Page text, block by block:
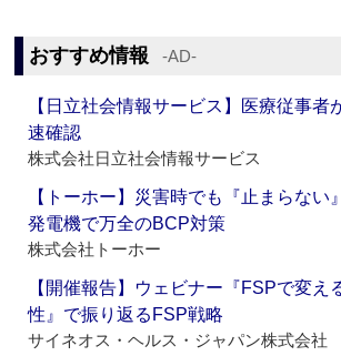
おすすめ情報 ‐AD‐
【日立社会情報サービス】医療従事者
速確認
株式会社日立社会情報サービス
【トーホー】災害時でも『止まらな
発電機で万全のBCP対策
株式会社トーホー
【開催報告】ウェビナー『FSPで変え
性』で振り返るFSP戦略
サイネオス・ヘルス・ジャパン株式会社